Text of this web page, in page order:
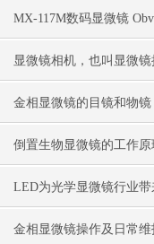
控制中的作用
MX-117M数码显微镜
牌值得推荐
显微镜相机，也叫显微
金相显微镜的目镜和物镜
倒置生物显微镜的工作原
LED为光学显微镜行业
比传统卤素更明显
金相显微镜操作及日常